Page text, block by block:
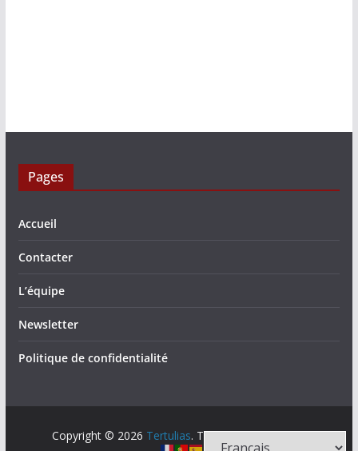
Pages
Accueil
Contacter
L’équipe
Newsletter
Politique de confidentialité
Copyright © 2026 Tertulias. Tous droits réservés.